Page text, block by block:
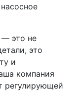
— это не
это
и
компания
регулирующей